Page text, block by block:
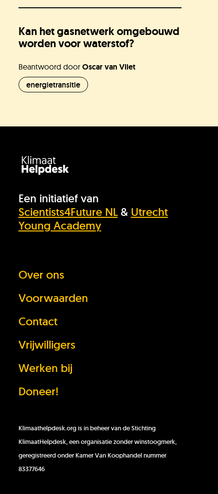
Kan het gasnetwerk omgebouwd
worden voor waterstof?
Beantwoord door Oscar van Vliet
energietransitie
Een initiatief van
Scientists4Future NL& Utrecht
Young Academy
Over ons
Voorwaarden
Contact
Vrijwilligers
Werken bij
Doneer!
Klimaathelpdesk.org is in beheer van de Stichting
KlimaatHelpdesk, een organisatie zonder winstoogmerk,
geregistreerd onder Kamer Van Koophandel nummer
83377646